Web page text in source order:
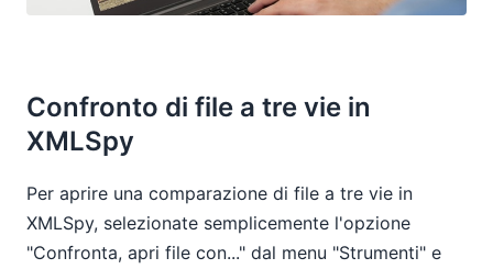
Confronto di file a tre vie in
XMLSpy
Per aprire una comparazione di file a tre vie in
XMLSpy, selezionate semplicemente l'opzione
"Confronta, apri file con..." dal menu "Strumenti" e